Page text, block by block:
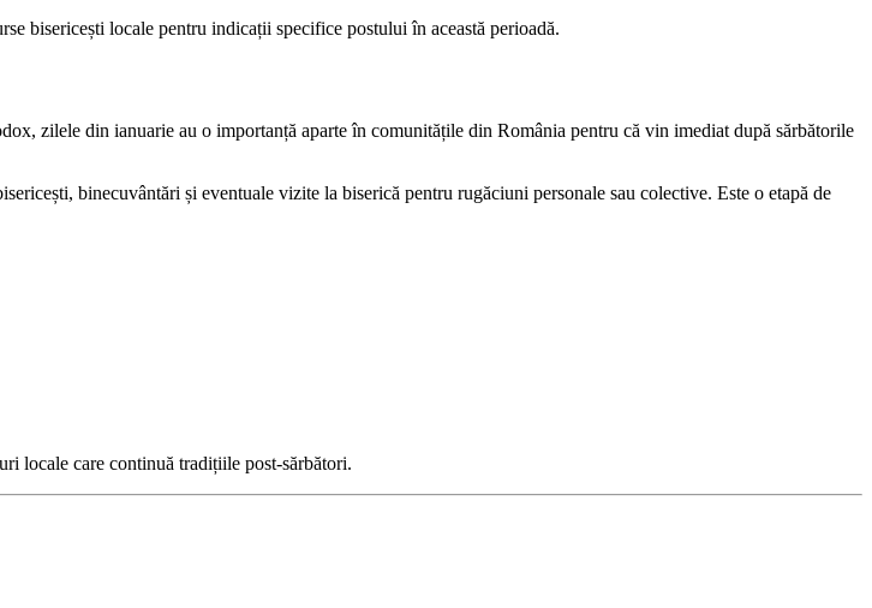
bisericești locale pentru indicații specifice postului în această perioadă.
zilele din ianuarie au o importanță aparte în comunitățile din România pentru că vin imediat după sărbătorile
binecuvântări și eventuale vizite la biserică pentru rugăciuni personale sau colective. Este o etapă de
locale care continuă tradițiile post-sărbători.